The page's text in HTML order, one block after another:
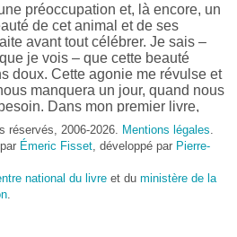
préoccupation et, là encore, un
de cet animal et de ses
avant tout célébrer. Je sais –
je vois – que cette beauté
doux. Cette agonie me révulse et
manquera un jour, quand nous
Dans mon premier livre,
dans la peau d’une bête. Outre
il me semble que cela peut
certains messages.
format des nouvelles plutôt
(décidément!) en lire !
réservés, 2006-2026. Mentions légales
Émeric Fisset , développé par Pierre-
national du livre et du ministère de la